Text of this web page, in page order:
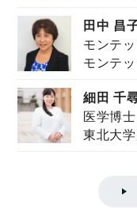
田中 昌
モンテ
ズハウ
モンテ
細田 千
医学博
東北大